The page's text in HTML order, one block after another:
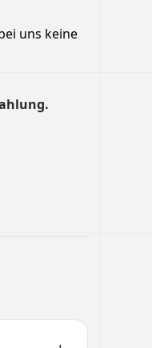
uns keine